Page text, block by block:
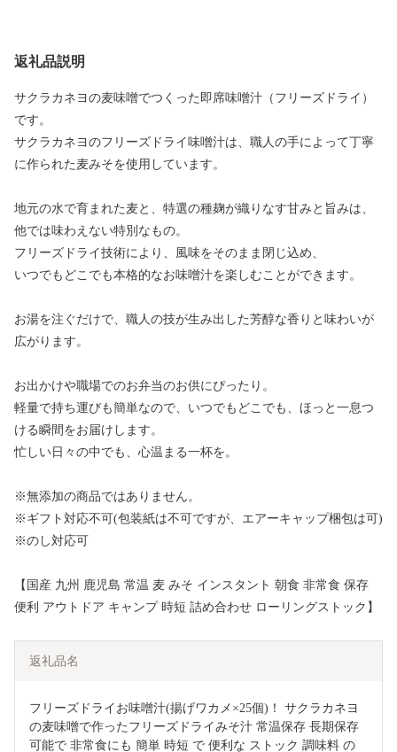
返礼品説明
サクラカネヨの麦味噌でつくった即席味噌汁（フリーズドライ）
です。
サクラカネヨのフリーズドライ味噌汁は、職人の手によって丁寧
に作られた麦みそを使用しています。
地元の水で育まれた麦と、特選の種麹が織りなす甘みと旨みは、
他では味わえない特別なもの。
フリーズドライ技術により、風味をそのまま閉じ込め、
いつでもどこでも本格的なお味噌汁を楽しむことができます。
お湯を注ぐだけで、職人の技が生み出した芳醇な香りと味わいが
広がります。
お出かけや職場でのお弁当のお供にぴったり。
軽量で持ち運びも簡単なので、いつでもどこでも、ほっと一息つ
ける瞬間をお届けします。
忙しい日々の中でも、心温まる一杯を。
※無添加の商品ではありません。
※ギフト対応不可(包装紙は不可ですが、エアーキャップ梱包は可)
※のし対応可
【国産 九州 鹿児島 常温 麦 みそ インスタント 朝食 非常食 保存
便利 アウトドア キャンプ 時短 詰め合わせ ローリングストック】
返礼品名
フリーズドライお味噌汁(揚げワカメ×25個)！ サクラカネヨ
の麦味噌で作ったフリーズドライみそ汁 常温保存 長期保存
可能で 非常食にも 簡単 時短 で 便利な ストック 調味料 の